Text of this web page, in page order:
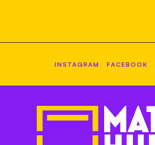
INSTAGRAM FACEBOOK